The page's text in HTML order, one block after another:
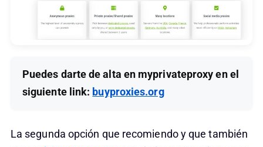
Puedes darte de alta en myprivateproxy en el
siguiente link: buyproxies.org
La segunda opción que recomiendo y que también